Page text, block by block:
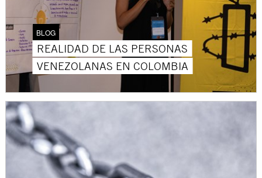
BLOG
REALIDAD DE LAS PERSONAS
VENEZOLANAS EN COLOMBIA